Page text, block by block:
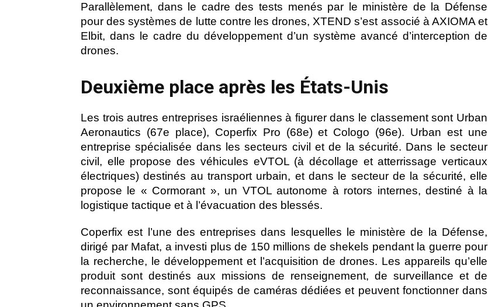
Parallèlement, dans le cadre des tests menés par le ministère de la Défense
pour des systèmes de lutte contre les drones, XTEND s’est associé à AXIOMA et
Elbit, dans le cadre du développement d’un système avancé d’interception de
drones.
Deuxième place après les États-Unis
Les trois autres entreprises israéliennes à figurer dans le classement sont Urban
Aeronautics (67e place), Coperfix Pro (68e) et Cologo (96e). Urban est une
entreprise spécialisée dans les secteurs civil et de la sécurité. Dans le secteur
civil, elle propose des véhicules eVTOL (à décollage et atterrissage verticaux
électriques) destinés au transport urbain, et dans le secteur de la sécurité, elle
propose le « Cormorant », un VTOL autonome à rotors internes, destiné à la
logistique tactique et à l’évacuation des blessés.
Coperfix est l’une des entreprises dans lesquelles le ministère de la Défense,
dirigé par Mafat, a investi plus de 150 millions de shekels pendant la guerre pour
la recherche, le développement et l’acquisition de drones. Les appareils qu’elle
produit sont destinés aux missions de renseignement, de surveillance et de
reconnaissance, sont équipés de caméras dédiées et peuvent fonctionner dans